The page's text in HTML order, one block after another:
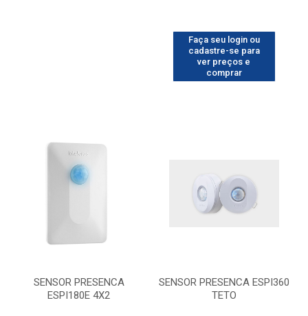
Faça seu login ou
cadastre-se para
ver preços e
comprar
SENSOR PRESENCA
ESPI180E 4X2
SENSOR PRESENCA ESPI360
TETO